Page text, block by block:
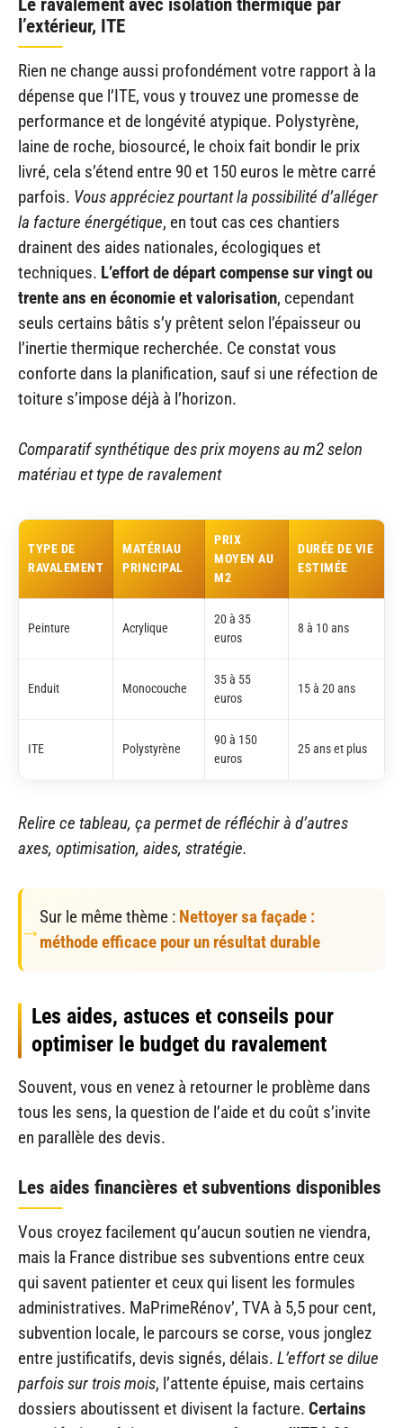
l’extérieur, ITE
Rien ne change aussi profondément votre rapport à la
dépense que l’ITE, vous y trouvez une promesse de
performance et de longévité atypique. Polystyrène,
laine de roche, biosourcé, le choix fait bondir le prix
livré, cela s’étend entre 90 et 150 euros le mètre carré
parfois. Vous appréciez pourtant la possibilité d’alléger
la facture énergétique, en tout cas ces chantiers
drainent des aides nationales, écologiques et
techniques. L’effort de départ compense sur vingt ou
trente ans en économie et valorisation, cependant
seuls certains bâtis s’y prêtent selon l’épaisseur ou
l’inertie thermique recherchée. Ce constat vous
conforte dans la planification, sauf si une réfection de
toiture s’impose déjà à l’horizon.
Comparatif synthétique des prix moyens au m2 selon
matériau et type de ravalement
TYPE DE
RAVALEMENT
MATÉRIAU
PRINCIPAL
PRIX
MOYEN AU
M2
DURÉE DE VIE
ESTIMÉE
Peinture Acrylique
20 à 35
euros
8 à 10 ans
Enduit Monocouche
35 à 55
euros
15 à 20 ans
ITE Polystyrène
90 à 150
euros
25 ans et plus
Relire ce tableau, ça permet de réfléchir à d’autres
axes, optimisation, aides, stratégie.
Sur le même thème : Nettoyer sa façade :
méthode efficace pour un résultat durable
Les aides, astuces et conseils pour
optimiser le budget du ravalement
Souvent, vous en venez à retourner le problème dans
tous les sens, la question de l’aide et du coût s’invite
en parallèle des devis.
Les aides financières et subventions disponibles
Vous croyez facilement qu’aucun soutien ne viendra,
mais la France distribue ses subventions entre ceux
qui savent patienter et ceux qui lisent les formules
administratives. MaPrimeRénov’, TVA à 5,5 pour cent,
subvention locale, le parcours se corse, vous jonglez
entre justificatifs, devis signés, délais. L’effort se dilue
parfois sur trois mois, l’attente épuise, mais certains
dossiers aboutissent et divisent la facture. Certains